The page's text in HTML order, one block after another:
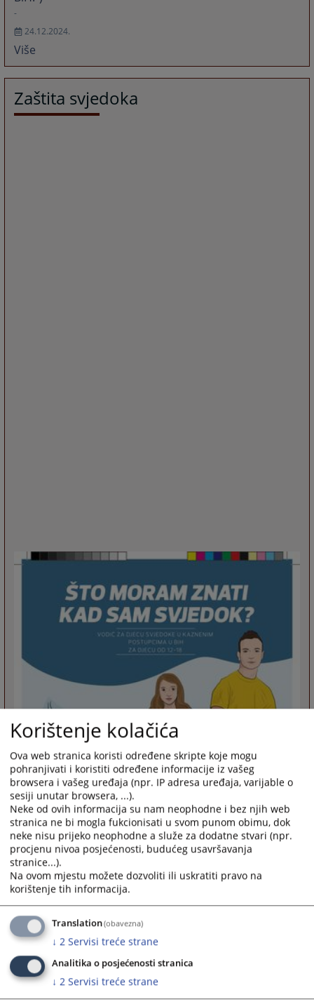
-
24.12.2024.
Više
Zaštita svjedoka
Korištenje kolačića
Ova web stranica koristi određene skripte koje mogu
pohranjivati i koristiti određene informacije iz vašeg
browsera i vašeg uređaja (npr. IP adresa uređaja, varijable o
sesiji unutar browsera, ...).
Neke od ovih informacija su nam neophodne i bez njih web
stranica ne bi mogla fukcionisati u svom punom obimu, dok
neke nisu prijeko neophodne a služe za dodatne stvari (npr.
procjenu nivoa posjećenosti, budućeg usavršavanja
stranice...).
Na ovom mjestu možete dozvoliti ili uskratiti pravo na
korištenje tih informacija.
Translation(obavezna)
↓ 2 Servisi treće strane
Analitika o posjećenosti stranica
↓ 2 Servisi treće strane